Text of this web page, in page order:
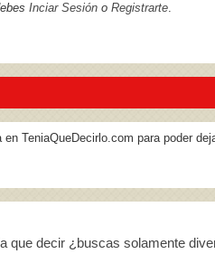
Inciar Sesión o Registrarte.
TeniaQueDecirlo.com para poder
que decir ¿buscas solamente